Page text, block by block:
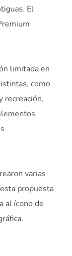
El
limitada en
como
recreación,
varias
propuesta
al ícono de